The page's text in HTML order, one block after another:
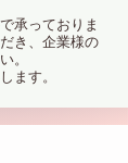
承っておりま
き、企業様の
。
ます。